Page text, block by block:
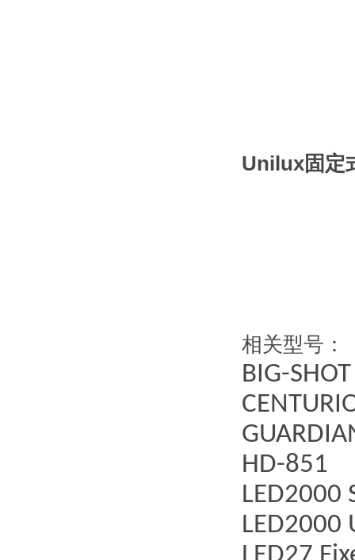
Unilux固定
相关型号：
BIG-SHOT
HD-851
LED2000
LED2000